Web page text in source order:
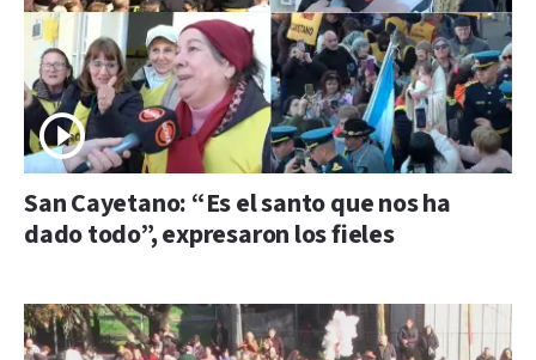
San Cayetano: “Es el santo que nos ha
dado todo”, expresaron los fieles